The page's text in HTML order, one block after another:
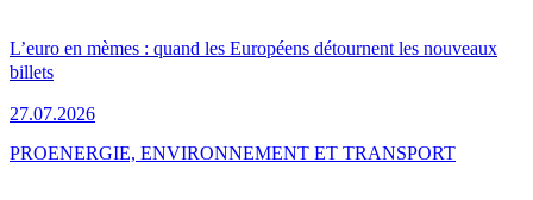
L’euro en mèmes : quand les Européens détournent les nouveaux
billets
27.07.2026
PROENERGIE, ENVIRONNEMENT ET TRANSPORT